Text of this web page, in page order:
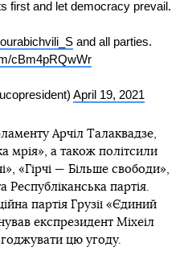
first and let democracy prevail.
and all parties.
cBm4pRQwWr
April 19, 2021
Арчіл Талаквадзе,
мрія», а також політсили
«Гірчі — Більше свободи»,
Республіканська партія.
партія Грузії «Єдиний
експрезидент Міхеіл
цю угоду.